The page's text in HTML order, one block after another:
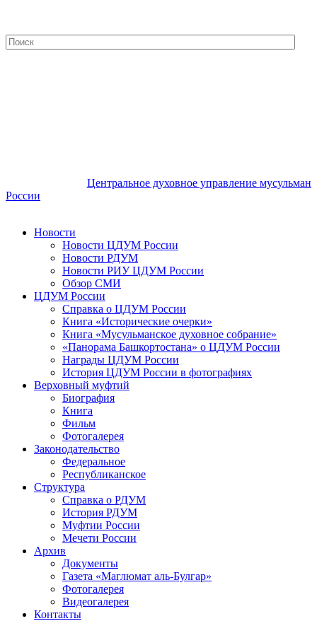
Центральное духовное управление мусульман
России
Новости
Новости ЦДУМ России
Новости РДУМ
Новости РИУ ЦДУМ России
Обзор СМИ
ЦДУМ России
Справка о ЦДУМ России
Книга «Исторические очерки»
Книга «Мусульманское духовное собрание»
«Панорама Башкортостана» о ЦДУМ России
Награды ЦДУМ России
История ЦДУМ России в фотографиях
Верховный муфтий
Биография
Книга
Фильм
Фотогалерея
Законодательство
Федеральное
Республиканское
Структура
Справка о РДУМ
История РДУМ
Муфтии России
Мечети России
Архив
Документы
Газета «Маглюмат аль-Булгар»
Фотогалерея
Видеогалерея
Контакты